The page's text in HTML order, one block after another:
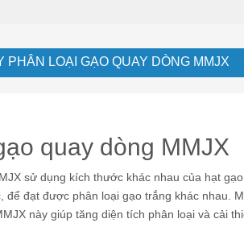
PHÂN LOẠI GẠO QUAY DÒNG MMJX
quay dòng MMJX
sử dụng kích thước khác nhau của hạt
để đạt được phân loại gạo trắng khác nhau.
này giúp tăng diện tích phân loại và cải